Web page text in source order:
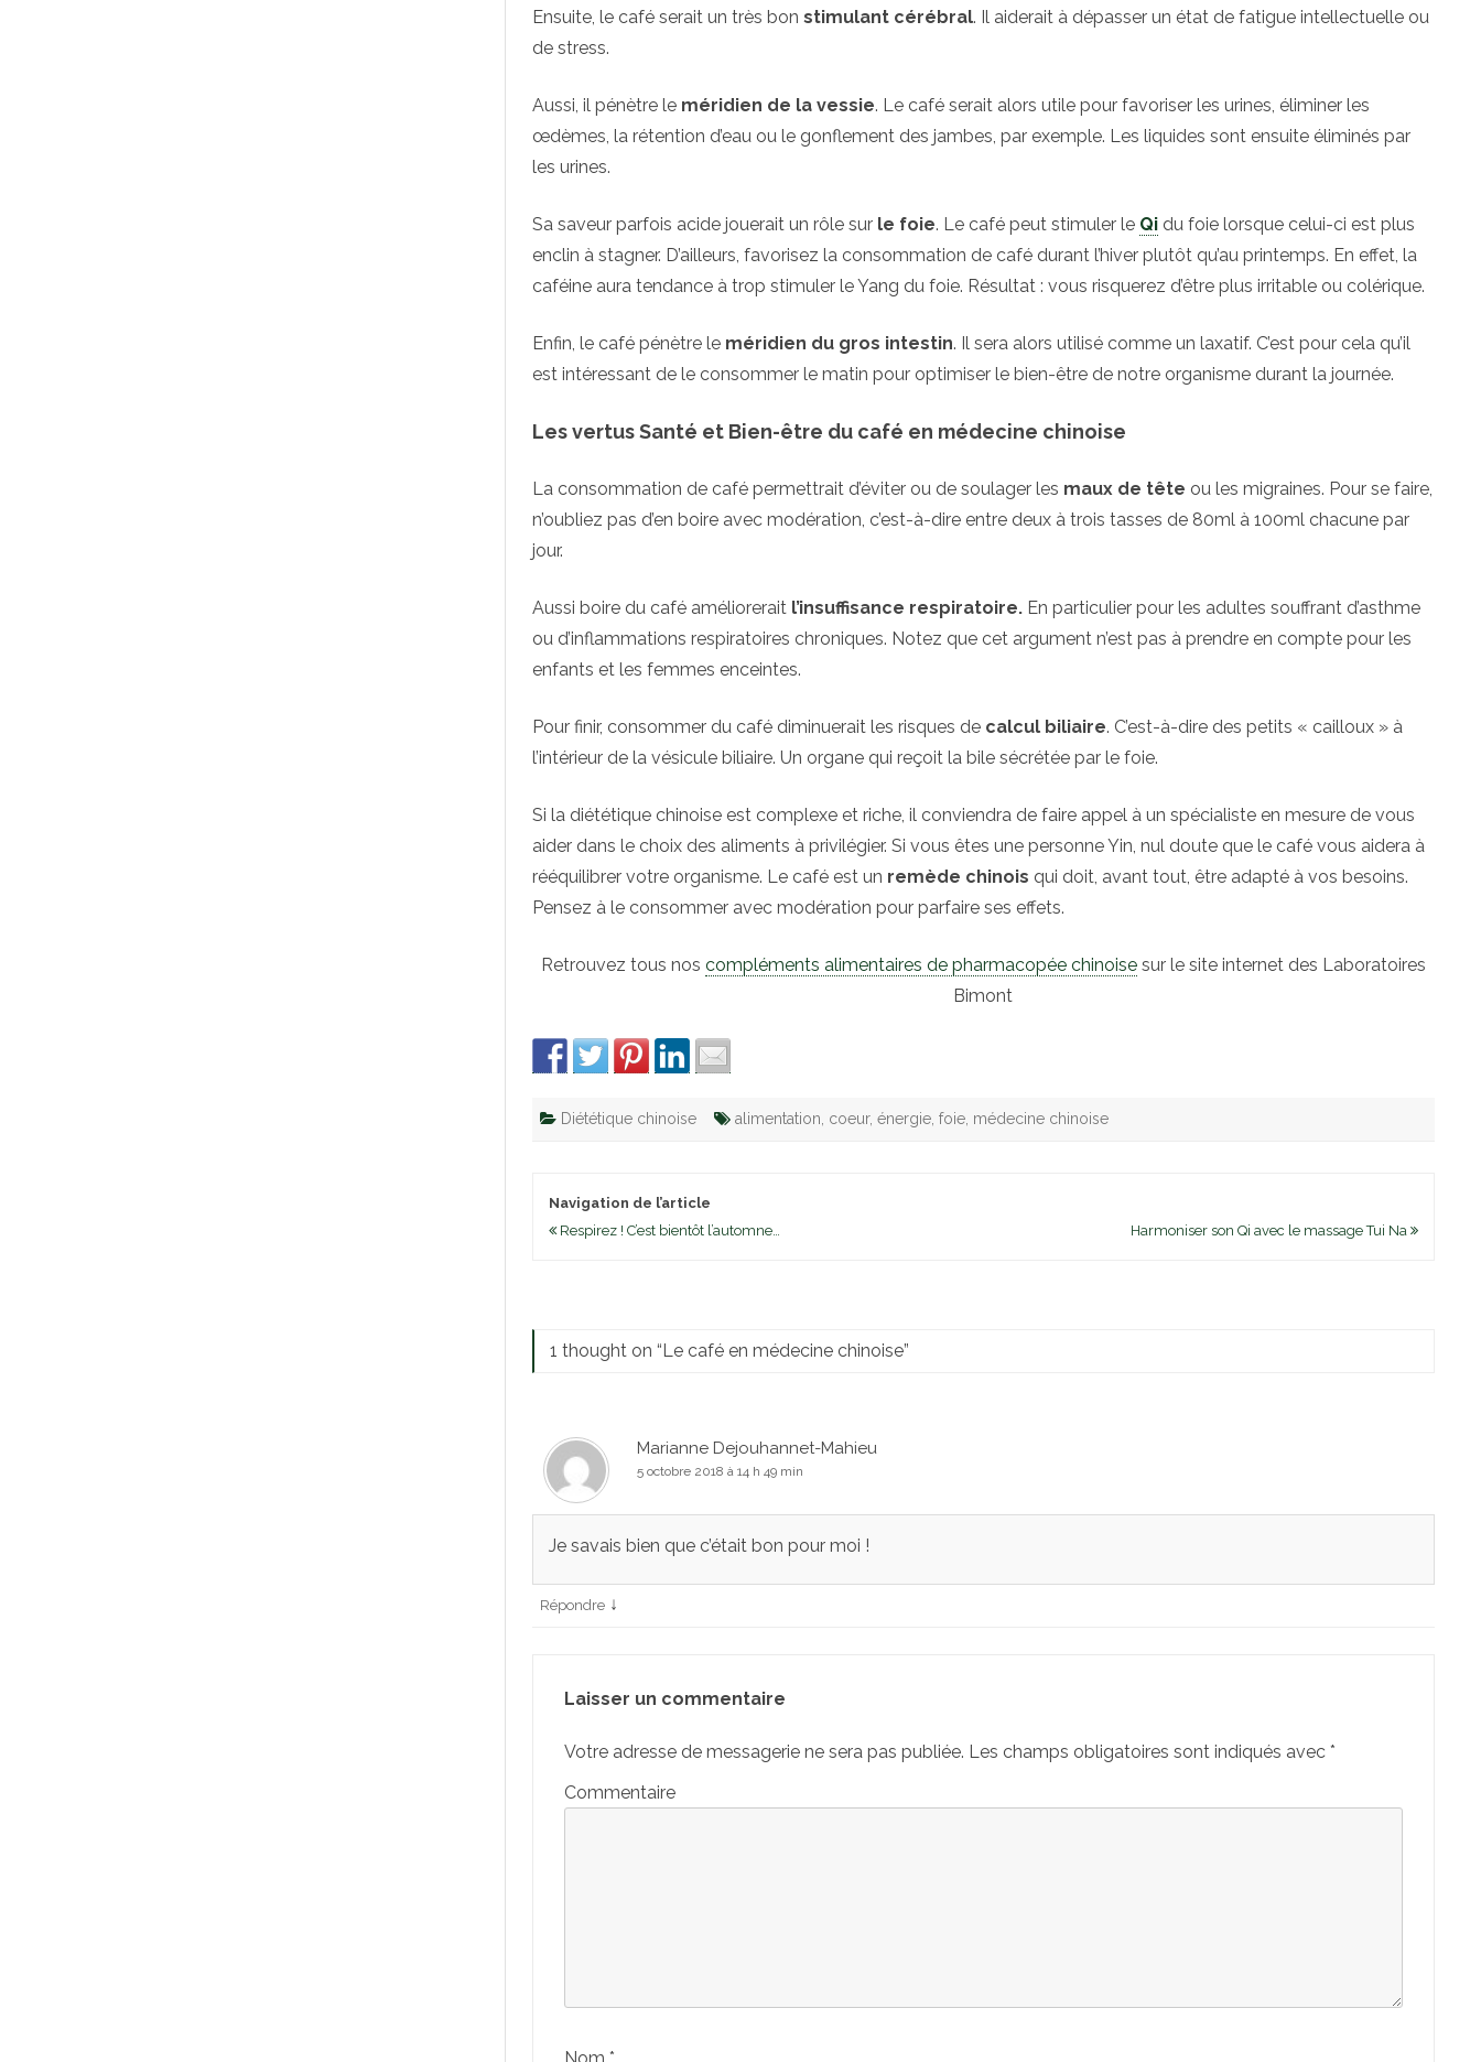
Ensuite, le café serait un très bon stimulant cérébral. Il aiderait à dépasser un état de fatigue intellectuelle ou
de stress.
Aussi, il pénètre le méridien de la vessie. Le café serait alors utile pour favoriser les urines, éliminer les
œdèmes, la rétention d’eau ou le gonflement des jambes, par exemple. Les liquides sont ensuite éliminés par
les urines.
Sa saveur parfois acide jouerait un rôle sur le foie. Le café peut stimuler le Qidu foie lorsque celui-ci est plus
enclin à stagner. D’ailleurs, favorisez la consommation de café durant l’hiver plutôt qu’au printemps. En effet, la
caféine aura tendance à trop stimuler le Yang du foie. Résultat : vous risquerez d’être plus irritable ou colérique.
Enfin, le café pénètre le méridien du gros intestin. Il sera alors utilisé comme un laxatif. C’est pour cela qu’il
est intéressant de le consommer le matin pour optimiser le bien-être de notre organisme durant la journée.
Les vertus Santé et Bien-être du café en médecine chinoise
La consommation de café permettrait d’éviter ou de soulager les maux de tête ou les migraines. Pour se faire,
n’oubliez pas d’en boire avec modération, c’est-à-dire entre deux à trois tasses de 80ml à 100ml chacune par
jour.
Aussi boire du café améliorerait l’insuffisance respiratoire.En particulier pour les adultes souffrant d’asthme
ou d’inflammations respiratoires chroniques. Notez que cet argument n’est pas à prendre en compte pour les
enfants et les femmes enceintes.
Pour finir, consommer du café diminuerait les risques de calcul biliaire. C’est-à-dire des petits « cailloux » à
l’intérieur de la vésicule biliaire. Un organe qui reçoit la bile sécrétée par le foie.
Si la diététique chinoise est complexe et riche, il conviendra de faire appel à un spécialiste en mesure de vous
aider dans le choix des aliments à privilégier. Si vous êtes une personne Yin, nul doute que le café vous aidera à
rééquilibrer votre organisme. Le café est un remède chinois qui doit, avant tout, être adapté à vos besoins.
Pensez à le consommer avec modération pour parfaire ses effets.
Retrouvez tous nos compléments alimentaires de pharmacopée chinoisesur le site internet des Laboratoires
Bimont
Diététique chinoise alimentation coeur, énergie, foie, médecine chinoise
Navigation de l’article
Respirez ! C’est bientôt l’automne…
Harmoniser son Qi avec le massage Tui Na
1 thought on “Le café en médecine chinoise”
Marianne Dejouhannet-Mahieu
5 octobre 2018 à 14 h 49 min
Je savais bien que c’était bon pour moi !
Répondre ↓
Laisser un commentaire
Votre adresse de messagerie ne sera pas publiée. Les champs obligatoires sont indiqués avec *
Commentaire